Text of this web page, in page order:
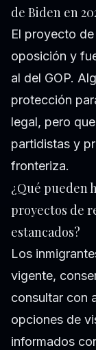
de Biden en
El proyecto
oposición y
al del GOP.
protección
legal, pero
partidistas y
fronteriza.
¿Qué pueden
proyectos de
estancados?
Los
vigente,
consultar con
opciones de
informados